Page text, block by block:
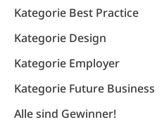
Kategorie Best Practice
Kategorie Design
Kategorie Employer
Kategorie Future Business
Alle sind Gewinner!